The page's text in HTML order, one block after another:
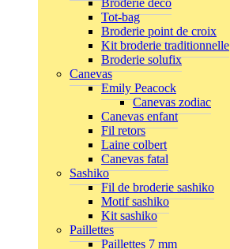
Broderie déco
Tot-bag
Broderie point de croix
Kit broderie traditionnelle
Broderie solufix
Canevas
Emily Peacock
Canevas zodiac
Canevas enfant
Fil retors
Laine colbert
Canevas fatal
Sashiko
Fil de broderie sashiko
Motif sashiko
Kit sashiko
Paillettes
Paillettes 7 mm